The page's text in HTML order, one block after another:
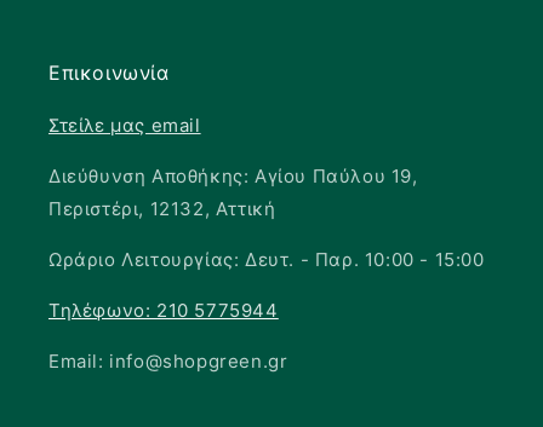
Επικοινωνία
Στείλε μας email
Διεύθυνση Αποθήκης: Αγίου Παύλου 19,
Περιστέρι, 12132, Αττική
Ωράριο Λειτουργίας: Δευτ. - Παρ. 10:00 - 15:00
Τηλέφωνο: 210 5775944
Email: info@shopgreen.gr